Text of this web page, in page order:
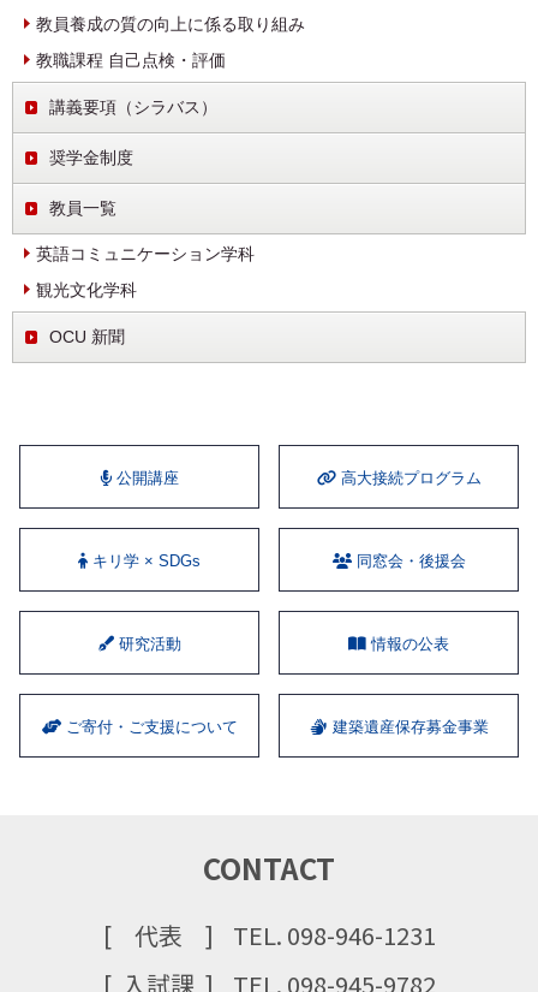
教員養成の質の向上に係る取り組み
教職課程 自己点検・評価
講義要項（シラバス）
奨学金制度
教員一覧
英語コミュニケーション学科
観光文化学科
OCU 新聞
公開講座 ⾼⼤接続プログラム
キリ学 × SDGs 同窓会・後援会
研究活動 情報の公表
ご寄付・ご支援について 建築遺産保存募金事業
CONTACT
代表
TEL. 098-946-1231
⼊試課
TEL. 098-945-9782